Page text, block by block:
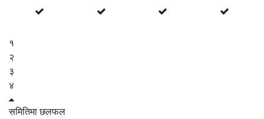
१
२
३
४
समितिमाछलफल